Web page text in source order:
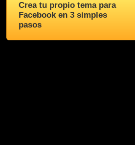
Crea tu propio tema para
Facebook en 3 simples
pasos